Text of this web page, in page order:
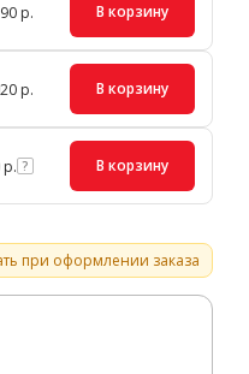
р. В корзину
р. В корзину
р. ? В корзину
при оформлении заказа